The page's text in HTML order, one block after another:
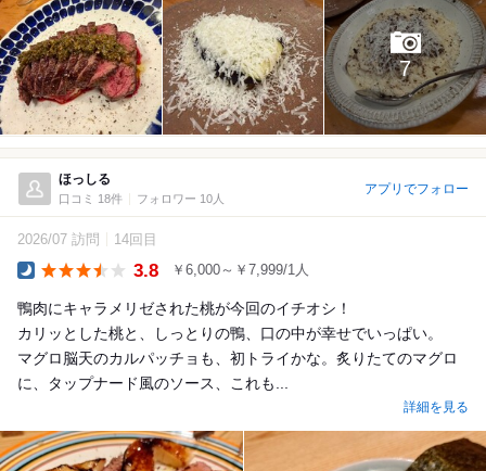
7
ほっしる
口コミ 18件 フォロワー 10人
アプリでフォロー
2026/07 訪問 14回目
3.8 ￥6,000～￥7,999/1人
鴨肉にキャラメリゼされた桃が今回のイチオシ！
カリッとした桃と、しっとりの鴨、口の中が幸せでいっぱい。
マグロ脳天のカルパッチョも、初トライかな。炙りたてのマグロ
に、タップナード風のソース、これも...
詳細を見る